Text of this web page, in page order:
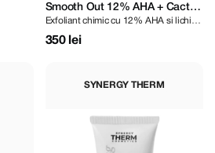
Smooth Out 12% AHA + Cactus
Liquid 30 ml
Exfoliant chimic cu 12% AHA si lichid
de cactus
350 lei
SYNERGY THERM